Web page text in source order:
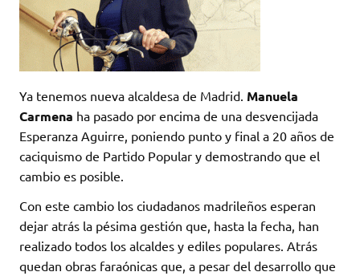
Ya tenemos nueva alcaldesa de Madrid. Manuela
Carmena ha pasado por encima de una desvencijada
Esperanza Aguirre, poniendo punto y final a 20 años de
caciquismo de Partido Popular y demostrando que el
cambio es posible.
Con este cambio los ciudadanos madrileños esperan
dejar atrás la pésima gestión que, hasta la fecha, han
realizado todos los alcaldes y ediles populares. Atrás
quedan obras faraónicas que, a pesar del desarrollo que